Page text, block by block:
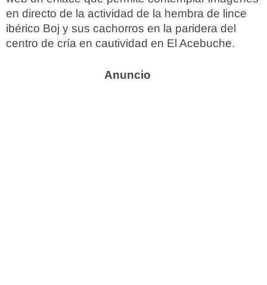
en directo de la actividad de la hembra de lince
ibérico Boj y sus cachorros en la paridera del
centro de cría en cautividad en El Acebuche.